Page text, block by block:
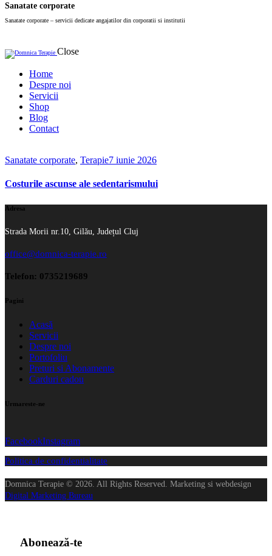
Sanatate corporate
Sanatate corporate – servicii dedicate angajatilor din corporatii si institutii
Close
Home
Despre noi
Servicii
Shop
Blog
Contact
Sanatate corporate, Terapie7 iunie 2026
Costurile ascunse ale sedentarismului
Adresa
Strada Morii nr.10, Gilău, Județul Cluj
office@domnica-terapie.ro
Telefon: 0735219689
Pagini
Acasă
Servicii
Despre noi
Portofoliu
Preturi si Abonamente
Carduri cadou
Urmareste-ne
FacebookInstagram
Politica de confidentialitate
Domnica Terapie © 2026. All Rights Reserved. Marketing si webdesign
Digital Marketing Bureau
Abonează-te